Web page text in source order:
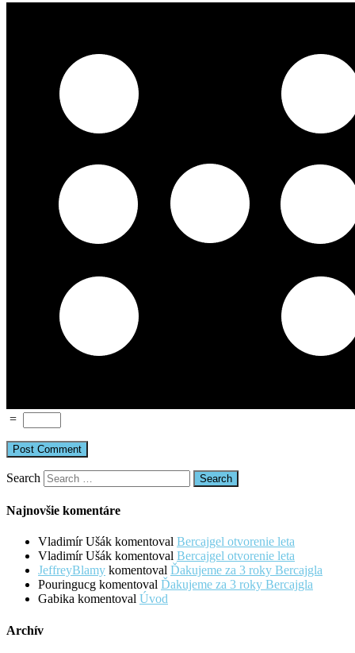
=
Search
Najnovšie komentáre
Vladimír Ušák komentoval Bercajgel otvorenie leta
Vladimír Ušák komentoval Bercajgel otvorenie leta
JeffreyBlamy komentoval Ďakujeme za 3 roky Bercajgla
Pouringucg komentoval Ďakujeme za 3 roky Bercajgla
Gabika komentoval Úvod
Archív